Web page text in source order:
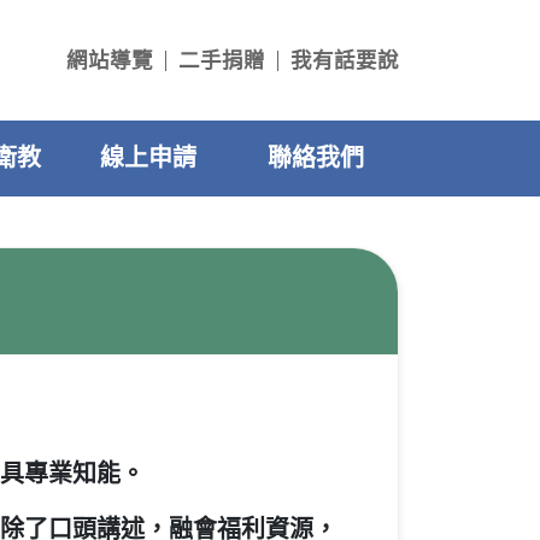
網站導覽 二手捐贈 我有話要說
教 線上申請 聯絡我們
專業知能。
了口頭講述，融會福利資源，